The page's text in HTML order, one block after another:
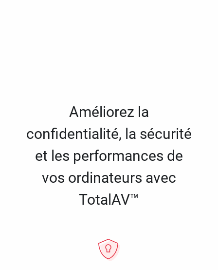
Améliorez la
confidentialité, la sécurité
et les performances de
vos ordinateurs avec
TotalAV™